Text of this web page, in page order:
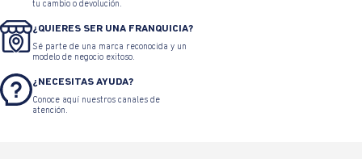
tu cambio o devolución.
¿QUIERES SER UNA FRANQUICIA?
Sé parte de una marca reconocida y un
modelo de negocio exitoso.
¿NECESITAS AYUDA?
Conoce aquí nuestros canales de
atención.